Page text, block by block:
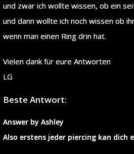
und zwar ich wollte wissen, ob ein
und dann wollte ich noch wissen ob
wenn man einen Ring drin hat.
Vielen dank für eure Antworten
LG
Beste Antwort:
Answer by Ashley
Also erstens jeder piercing kan